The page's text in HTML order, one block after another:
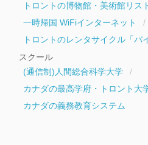
トロントの博物館・美術館リス
一時帰国 WiFiインターネット
トロントのレンタサイクル「バ
スクール
(通信制)人間総合科学大学
カナダの最高学府・トロント大
カナダの義務教育システム